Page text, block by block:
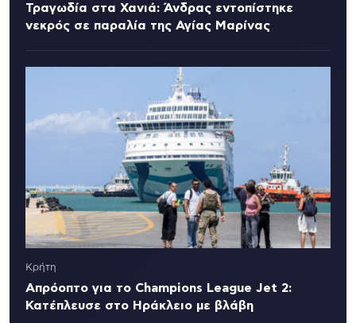
Τραγωδία στα Χανιά: Άνδρας εντοπίστηκε
νεκρός σε παραλία της Αγίας Μαρίνας
Κρήτη
Απρόοπτο για το Champions League Jet 2:
Κατέπλευσε στο Ηράκλειο με βλάβη